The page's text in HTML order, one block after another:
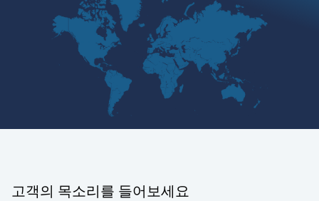
고객의 목소리를 들어보세요